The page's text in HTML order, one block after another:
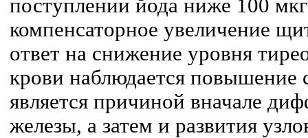
поступлении йода ниже 100 мкг
компенсаторное увеличение
ответ на снижение уровня
крови наблюдается повышение
является причиной вначале
железы, а затем и развития